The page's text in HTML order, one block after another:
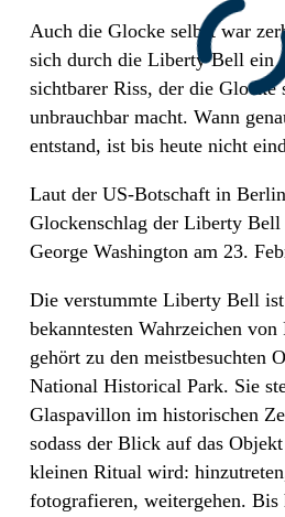
Auch die Glocke selbst war
sich durch die Liberty Bell ein
sichtbarer Riss, der die Glocke
unbrauchbar macht. Wann
entstand, ist bis heute nicht
Laut der US-Botschaft in
Glockenschlag der Liberty
George Washington am 23.
Die verstummte Liberty Bell ist
bekanntesten Wahrzeichen
gehört zu den meistbesuchten
National Historical Park. Sie
Glaspavillon im historischen
sodass der Blick auf das
kleinen Ritual wird:
fotografieren, weitergehen. Bis